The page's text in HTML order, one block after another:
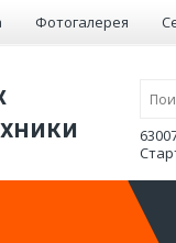
Фотогалерея